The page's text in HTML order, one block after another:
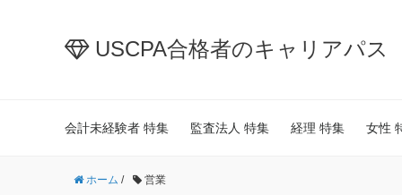
USCPA合格者のキャリアパス
会計未経験者 特集 監査法人 特集 経理 特集 女性
ホーム / 営業